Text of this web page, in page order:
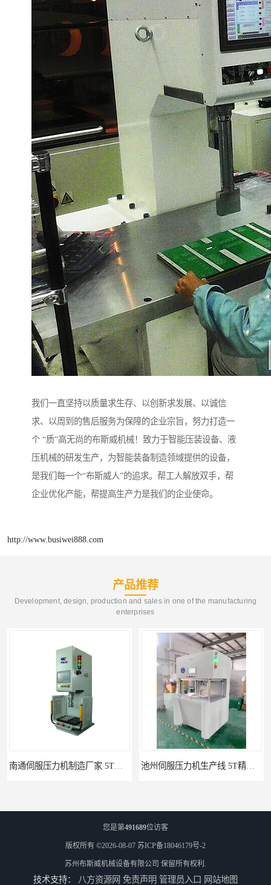
我们一直坚持以质量求生存、以创新求发展、以诚信
求、以周到的售后服务为保障的企业宗旨，努力打造一
个 “质”高无尚的布斯威机械！致力于智能压装设备、液
压机械的研发生产，为智能装备制造领域提供的设备，
是我们每一个“布斯威人”的追求。帮工人解放双手，帮
企业优化产能，帮提高生产力是我们的企业使命。
http://www.busiwei888.com
产品推荐
Development, design, production and sales in one of the manufacturing
enterprises
南通伺服压力机制造厂家 5T精密伺服压力机 布斯威机械设备 池州伺服压力机生产线 5T精密伺服压力机 布斯威机械设备
您是第491689位访客
版权所有 ©2026-08-07 苏ICP备18046179号-2
苏州布斯威机械设备有限公司 保留所有权利.
技术支持： 八方资源网 免责声明 管理员入口 网站地图